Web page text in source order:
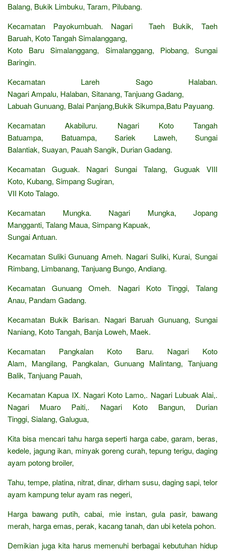
Balang, Bukik Limbuku, Taram, Pilubang.
Kecamatan Payokumbuah. Nagari Taeh Bukik, Taeh
Baruah, Koto Tangah Simalanggang,
Koto Baru Simalanggang, Simalanggang, Piobang, Sungai
Baringin.
Kecamatan Lareh Sago Halaban.
Nagari Ampalu, Halaban, Sitanang, Tanjuang Gadang,
Labuah Gunuang, Balai Panjang,Bukik Sikumpa,Batu Payuang.
Kecamatan Akabiluru. Nagari Koto Tangah
Batuampa, Batuampa, Sariek Laweh, Sungai
Balantiak, Suayan, Pauah Sangik, Durian Gadang.
Kecamatan Guguak. Nagari Sungai Talang, Guguak VIII
Koto, Kubang, Simpang Sugiran,
VII Koto Talago.
Kecamatan Mungka. Nagari Mungka, Jopang
Mangganti, Talang Maua, Simpang Kapuak,
Sungai Antuan.
Kecamatan Suliki Gunuang Ameh. Nagari Suliki, Kurai, Sungai
Rimbang, Limbanang, Tanjuang Bungo, Andiang.
Kecamatan Gunuang Omeh. Nagari Koto Tinggi, Talang
Anau, Pandam Gadang.
Kecamatan Bukik Barisan. Nagari Baruah Gunuang, Sungai
Naniang, Koto Tangah, Banja Loweh, Maek.
Kecamatan Pangkalan Koto Baru. Nagari Koto
Alam, Mangilang, Pangkalan, Gunuang Malintang, Tanjuang
Balik, Tanjuang Pauah,
Kecamatan Kapua IX. Nagari Koto Lamo,. Nagari Lubuak Alai,.
Nagari Muaro Paiti,. Nagari Koto Bangun, Durian
Tinggi, Sialang, Galugua,
Kita bisa mencari tahu harga seperti harga cabe, garam, beras,
kedele, jagung ikan, minyak goreng curah, tepung terigu, daging
ayam potong broiler,
Tahu, tempe, platina, nitrat, dinar, dirham susu, daging sapi, telor
ayam kampung telur ayam ras negeri,
Harga bawang putih, cabai, mie instan, gula pasir, bawang
merah, harga emas, perak, kacang tanah, dan ubi ketela pohon.
Demikian juga kita harus memenuhi berbagai kebutuhan hidup